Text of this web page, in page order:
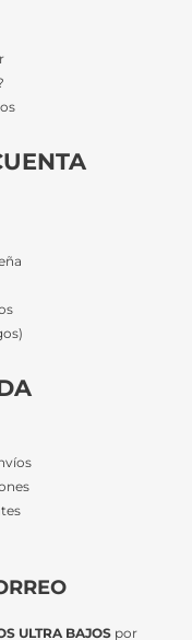
ULTRA BAJOSpor